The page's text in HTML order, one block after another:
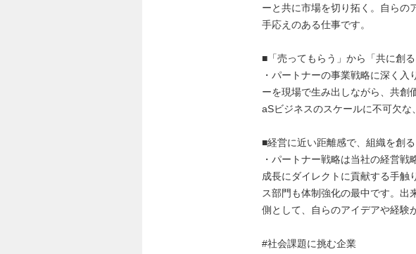
ーと共に市場を切り拓く。自らの
手応えのある仕事です。
■「売ってもらう」から「共に創
・パートナーの事業戦略に深く
ーを現場で生み出しながら、共創
aSビジネスのスケールに不可欠な
■経営に近い距離感で、組織を創る
・パートナー戦略は当社の経営
成長にダイレクトに貢献する手触
ス部門も体制強化の最中です。出
側として、自らのアイデアや経験
#社会課題に挑む企業